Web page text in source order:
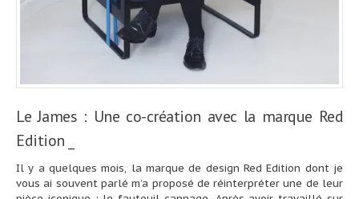
Le James : Une co-création avec la marque Red
Edition _
Il y a quelques mois, la marque de design Red Edition dont je
vous ai souvent parlé m’a proposé de réinterpréter une de leur